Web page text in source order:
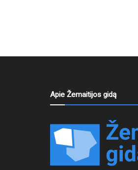
Apie Žemaitijos gidą